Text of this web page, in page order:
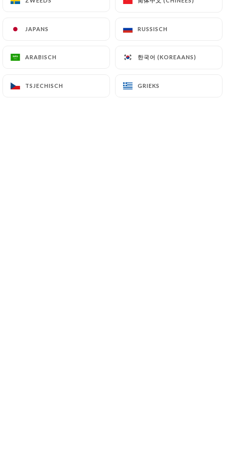
JAPANS RUSSISCH
ARABISCH 한국어 (KOREAANS)
TSJECHISCH GRIEKS
JAPANS RUSSISCH
ARABISCH 한국어 (KOREAANS)
TSJECHISCH GRIEKS